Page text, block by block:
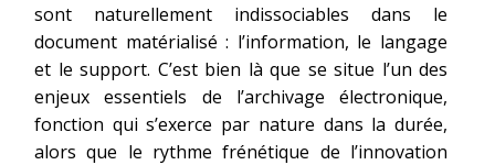
sont naturellement indissociables dans le
document matérialisé : l’information, le langage
et le support. C’est bien là que se situe l’un des
enjeux essentiels de l’archivage électronique,
fonction qui s’exerce par nature dans la durée,
alors que le rythme frénétique de l’innovation